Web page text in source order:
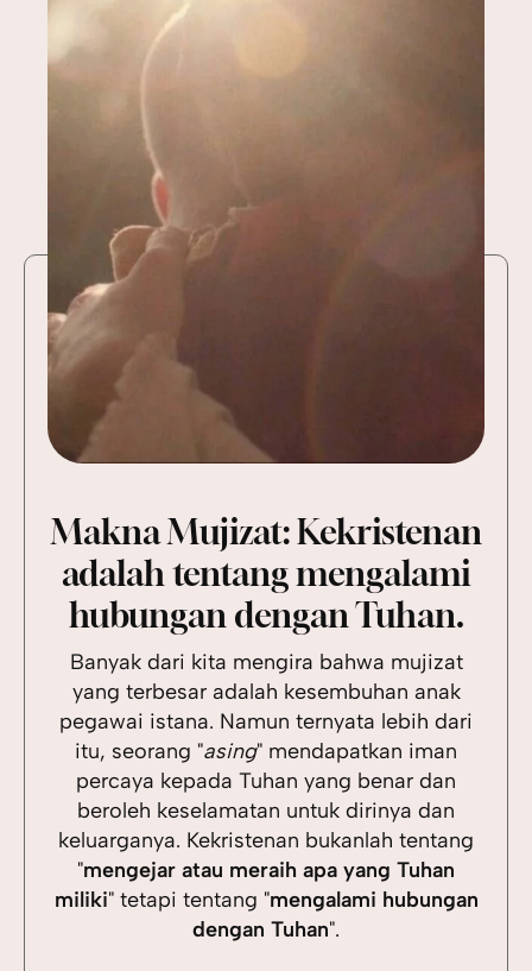
Makna Mujizat: Kekristenan
adalah tentang mengalami
hubungan dengan Tuhan.
Banyak dari kita mengira bahwa mujizat
yang terbesar adalah kesembuhan anak
pegawai istana. Namun ternyata lebih dari
itu, seorang "asing" mendapatkan iman
percaya kepada Tuhan yang benar dan
beroleh keselamatan untuk dirinya dan
keluarganya. Kekristenan bukanlah tentang
"mengejar atau meraih apa yang Tuhan
miliki" tetapi tentang "mengalami hubungan
dengan Tuhan".